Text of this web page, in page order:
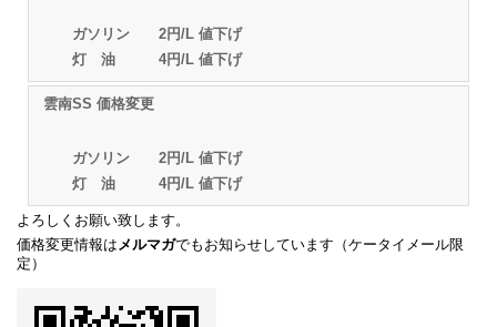
ガソリン 2円/L 値下げ
灯 油 4円/L 値下げ
雲南SS 価格変更
ガソリン 2円/L 値下げ
灯 油 4円/L 値下げ
よろしくお願い致します。
価格変更情報は メルマガでもお知らせしています（ケータイメール限
定）